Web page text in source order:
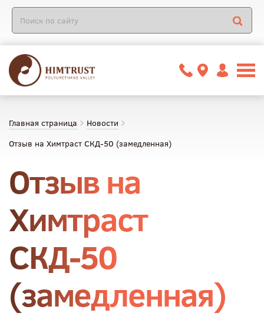
Главная страница
Новости
Отзыв на Химтраст СКД-50 (замедленная)
Отзыв на
Химтраст
СКД-50
(замедленная)